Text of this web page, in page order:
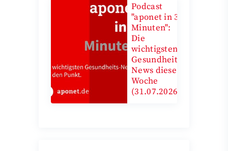
Podcast
"aponet in 3
Minuten":
Die
wichtigsten
Gesundheits-
News diese
Woche
(31.07.2026)